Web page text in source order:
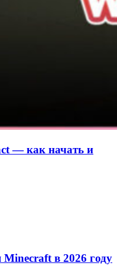
— как начать и
в 2026 году